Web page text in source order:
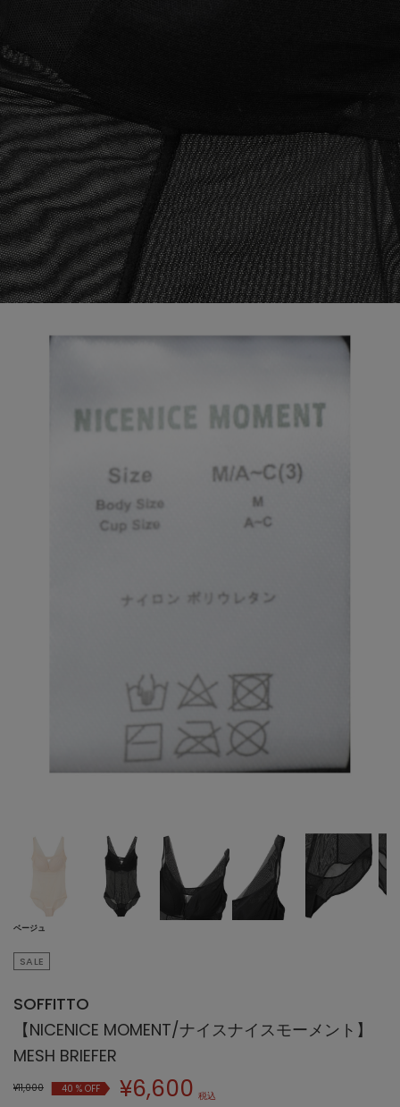
ベージュ
SALE
SOFFITTO
【NICENICE MOMENT/ナイスナイスモーメント】
MESH BRIEFER
¥11,000 40 % OFF ¥6,600 税込